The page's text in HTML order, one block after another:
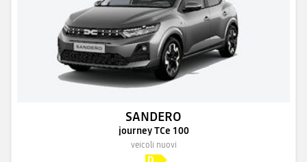
SANDERO
journey TCe 100
veicoli nuovi